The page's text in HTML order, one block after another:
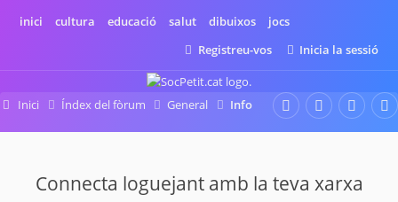
inici cultura educació salut dibuixos
jocs
Inicia la sessió
Registreu-vos
Inici Índex del fòrum General Info
Connecta loguejant amb la teva xarxa